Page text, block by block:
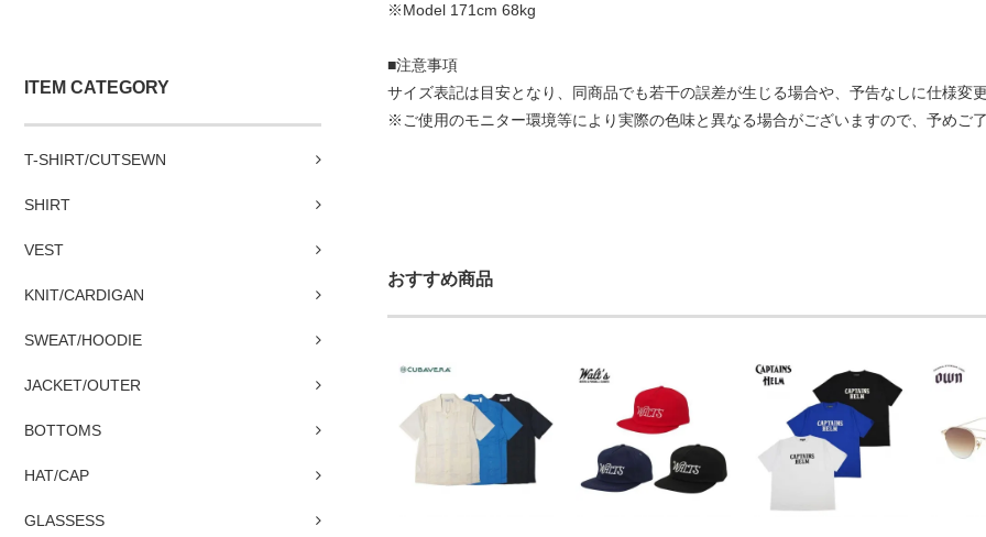
ITEM CATEGORY
T-SHIRT/CUTSEWN
SHIRT
VEST
KNIT/CARDIGAN
SWEAT/HOODIE
JACKET/OUTER
BOTTOMS
HAT/CAP
GLASSESS
※Model 171cm 68kg
■注意事項
サイズ表記は目安となり、同商品でも若干の誤差が生じる場合や、予告なしに仕様変
※ご使用のモニター環境等により実際の色味と異なる場合がございますので、予めご
おすすめ商品